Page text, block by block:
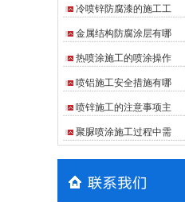
冷喷锌防腐漆的施工工
金属结构防腐涂层有哪
热喷涂施工的喷涂操作
喷铝施工安全措施有哪
喷锌施工的注意事项主
聚脲喷涂施工过程中需